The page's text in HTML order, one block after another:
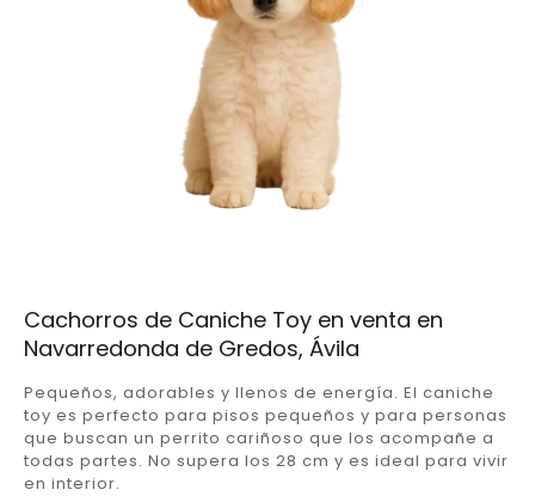
Cachorros de Caniche Toy en venta en
Navarredonda de Gredos, Ávila
Pequeños, adorables y llenos de energía. El caniche
toy es perfecto para pisos pequeños y para personas
que buscan un perrito cariñoso que los acompañe a
todas partes. No supera los 28 cm y es ideal para vivir
en interior.